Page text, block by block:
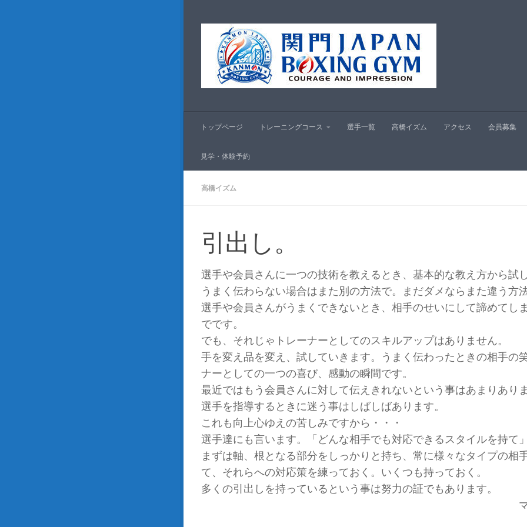
トップページ トレーニングコース 選手一覧 高橋イズム アクセス 会員募集
見学・体験予約
高橋イズム
引出し。
選手や会員さんに一つの技術を教えるとき、基本的な教え方から試し
うまく伝わらない場合はまた別の方法で。まだダメならまた違う方法
選手や会員さんがうまくできないとき、相手のせいにして諦めてし
でです。
でも、それじゃトレーナーとしてのスキルアップはありません。
手を変え品を変え、試していきます。うまく伝わったときの相手の
ナーとしての一つの喜び、感動の瞬間です。
最近ではもう会員さんに対して伝えきれないという事はあまりあり
選手を指導するときに迷う事はしばしばあります。
これも向上心ゆえの苦しみですから・・・
選手達にも言います。「どんな相手でも対応できるスタイルを持て」
まずは軸、根となる部分をしっかりと持ち、常に様々なタイプの相
て、それらへの対応策を練っておく。いくつも持っておく。
多くの引出しを持っているという事は努力の証でもあります。
マ